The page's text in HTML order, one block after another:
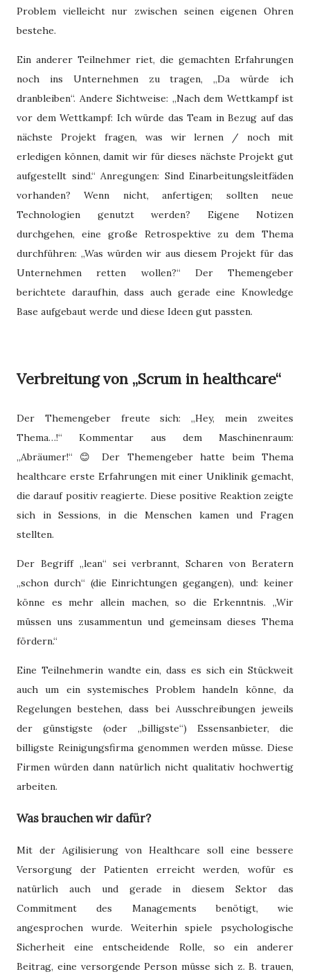
Problem vielleicht nur zwischen seinen eigenen Ohren
bestehe.
Ein anderer Teilnehmer riet, die gemachten Erfahrungen
noch ins Unternehmen zu tragen, „Da würde ich
dranbleiben“. Andere Sichtweise: „Nach dem Wettkampf ist
vor dem Wettkampf: Ich würde das Team in Bezug auf das
nächste Projekt fragen, was wir lernen / noch mit
erledigen können, damit wir für dieses nächste Projekt gut
aufgestellt sind.“ Anregungen: Sind Einarbeitungsleitfäden
vorhanden? Wenn nicht, anfertigen; sollten neue
Technologien genutzt werden? Eigene Notizen
durchgehen, eine große Retrospektive zu dem Thema
durchführen: „Was würden wir aus diesem Projekt für das
Unternehmen retten wollen?“ Der Themengeber
berichtete daraufhin, dass auch gerade eine Knowledge
Base aufgebaut werde und diese Ideen gut passten.
Verbreitung von „Scrum in healthcare“
Der Themengeber freute sich: „Hey, mein zweites
Thema…!“ Kommentar aus dem Maschinenraum:
„Abräumer!“ 😊
Der Themengeber hatte beim Thema
healthcare erste Erfahrungen mit einer Uniklinik gemacht,
die darauf positiv reagierte. Diese positive Reaktion zeigte
sich in Sessions, in die Menschen kamen und Fragen
stellten.
Der Begriff „lean“ sei verbrannt, Scharen von Beratern
„schon durch“ (die Einrichtungen gegangen), und: keiner
könne es mehr allein machen, so die Erkenntnis. „Wir
müssen uns zusammentun und gemeinsam dieses Thema
fördern.“
Eine Teilnehmerin wandte ein, dass es sich ein Stückweit
auch um ein systemisches Problem handeln könne, da
Regelungen bestehen, dass bei Ausschreibungen jeweils
der günstigste (oder „billigste“) Essensanbieter, die
billigste Reinigungsfirma genommen werden müsse. Diese
Firmen würden dann natürlich nicht qualitativ hochwertig
arbeiten.
Was brauchen wir dafür?
Mit der Agilisierung von Healthcare soll eine bessere
Versorgung der Patienten erreicht werden, wofür es
natürlich auch und gerade in diesem Sektor das
Commitment des Managements benötigt, wie
angesprochen wurde. Weiterhin spiele psychologische
Sicherheit eine entscheidende Rolle, so ein anderer
Beitrag, eine versorgende Person müsse sich z. B. trauen,